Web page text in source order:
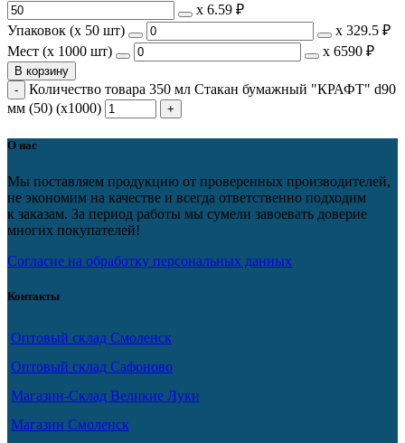
х 6.59 ₽
Упаковок (x 50 шт)
х 329.5 ₽
Мест (x 1000 шт)
х 6590 ₽
В корзину
Количество товара 350 мл Стакан бумажный "КРАФТ" d90
мм (50) (х1000)
О нас
Мы поставляем продукцию от проверенных производителей,
не экономим на качестве и всегда ответственно подходим
к заказам. За период работы мы сумели завоевать доверие
многих покупателей!
Согласие на обработку персональных данных
Контакты
Оптовый склад Смоленск
Оптовый склад Сафоново
Магазин-Склад Великие Луки
Магазин Смоленск